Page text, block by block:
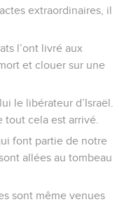
extraordinaires, il
l’ont livré aux
et clouer sur une
le libérateur d’Israël.
tout cela est arrivé.
font partie de notre
allées au tombeau
sont même venues